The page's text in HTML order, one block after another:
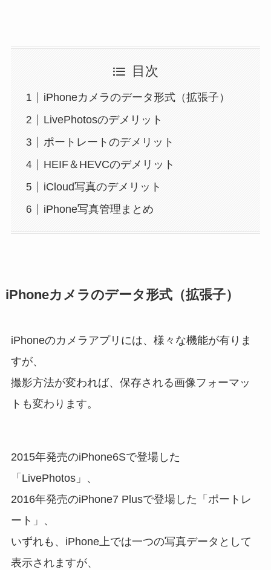
目次
iPhoneカメラのデータ形式（拡張子）
LivePhotosのデメリット
ポートレートのデメリット
HEIF＆HEVCのデメリット
iCloud写真のデメリット
iPhone写真管理まとめ
iPhoneカメラのデータ形式（拡張子）
iPhoneのカメラアプリには、様々な機能が有りま
すが、
撮影方法が変われば、保存される画像フォーマッ
トも変わります。
2015年発売のiPhone6Sで登場した
「LivePhotos」、
2016年発売のiPhone7 Plusで登場した「ポートレ
ート」、
いずれも、iPhone上では一つの写真データとして
表示されますが、